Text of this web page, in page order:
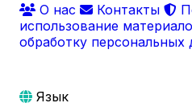
О нас
Контакты
использование
обработку персональных
Язык